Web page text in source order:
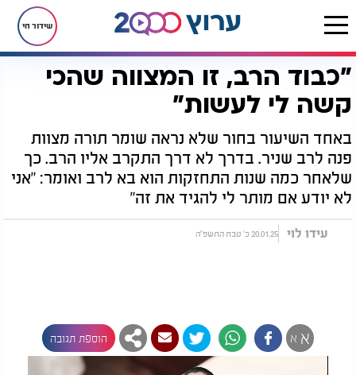
שידור חי
דף הבית יהדות "כבוד הרב, זו המצווה שהכי קשה לי לעשות"
"כבוד הרב, זו המצווה שהכי
קשה לי לעשות"
באחד השיעור בחור שלא נראה שומר תורה מצוות
פנה לרב שניר. בדרך לא דרך התקרב אליו הרב. כך
שלאחר כמה שנות התחזקות הוא בא לרב ואומר: "אני
לא יודע אם מותר לי להגיד את זה"
עידו לוי 20.01.25 כ' טבת התשפ"ה
א א הוספת תגובה